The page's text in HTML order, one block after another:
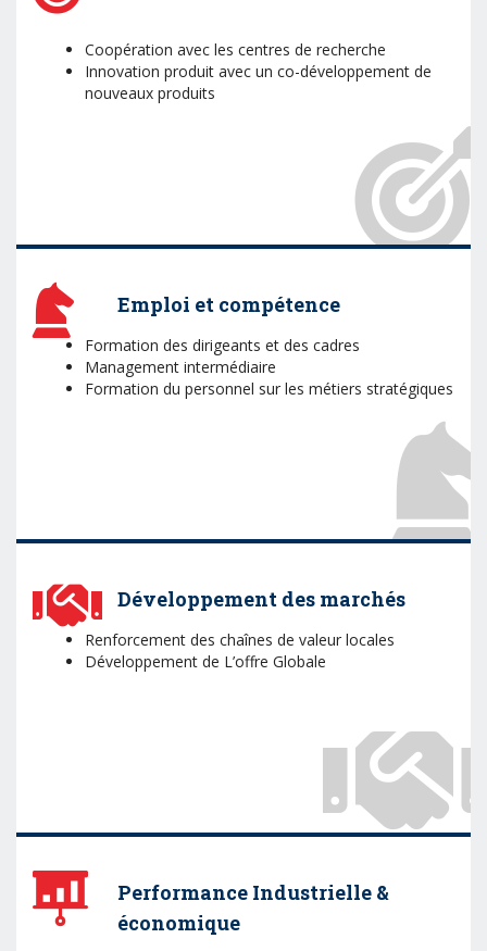
Coopération avec les centres de recherche
Innovation produit avec un co-développement de
nouveaux produits
Emploi et compétence
Formation des dirigeants et des cadres
Management intermédiaire
Formation du personnel sur les métiers stratégiques
Développement des marchés
Renforcement des chaînes de valeur locales
Développement de L’offre Globale
Performance Industrielle &
économique